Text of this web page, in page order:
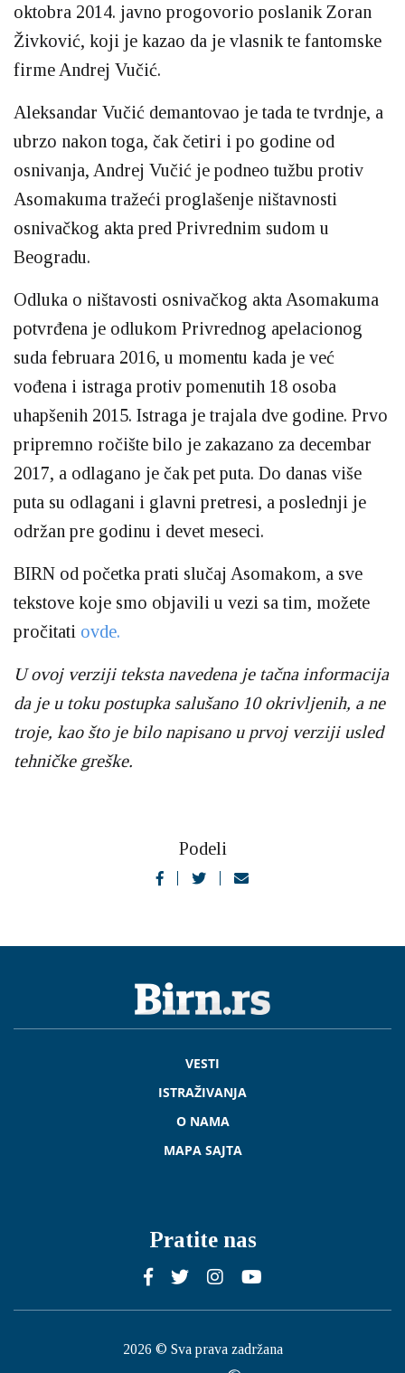
oktobra 2014. javno progovorio poslanik Zoran
Živković, koji je kazao da je vlasnik te fantomske
firme Andrej Vučić.
Aleksandar Vučić demantovao je tada te tvrdnje, a
ubrzo nakon toga, čak četiri i po godine od
osnivanja, Andrej Vučić je podneo tužbu protiv
Asomakuma tražeći proglašenje ništavnosti
osnivačkog akta pred Privrednim sudom u
Beogradu.
Odluka o ništavosti osnivačkog akta Asomakuma
potvrđena je odlukom Privrednog apelacionog
suda februara 2016, u momentu kada je već
vođena i istraga protiv pomenutih 18 osoba
uhapšenih 2015. Istraga je trajala dve godine. Prvo
pripremno ročište bilo je zakazano za decembar
2017, a odlagano je čak pet puta. Do danas više
puta su odlagani i glavni pretresi, a poslednji je
održan pre godinu i devet meseci.
BIRN od početka prati slučaj Asomakom, a sve
tekstove koje smo objavili u vezi sa tim, možete
pročitati ovde.
U ovoj verziji teksta navedena je tačna informacija
da je u toku postupka salušano 10 okrivljenih, a ne
troje, kao što je bilo napisano u prvoj verziji usled
tehničke greške.
Podeli
VESTI
ISTRAŽIVANJA
O NAMA
MAPA SAJTA
Pratite nas
2026 © Sva prava zadržana